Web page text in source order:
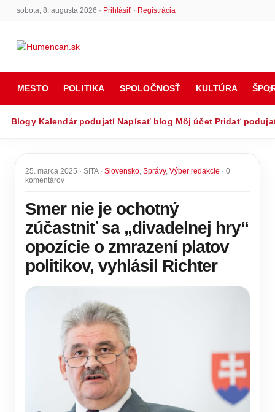
sobota, 8. augusta 2026 · Prihlásiť· Registrácia
MESTO POLITIKA SPOLOČNOSŤ KULTÚRA
Blogy Kalendár podujatí Napísať blog Môj účet Pridať
25. marca 2025 · SITA · Slovensko, Správy, Výber redakcie · 0
komentárov
Smer nie je ochotný
zúčastniť sa „divadelnej hry“
opozície o zmrazení platov
politikov, vyhlásil Richter